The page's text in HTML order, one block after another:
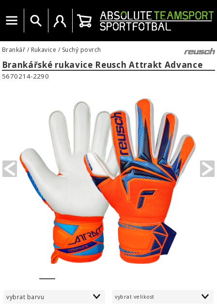
Menu Vyhledat Uživatelský účet
Košík
Brankář / Rukavice / Suchý povrch
Brankářské rukavice Reusch Attrakt Advance
PREVIOUS
5670214-2290
vybrat barvu vybrat velikost